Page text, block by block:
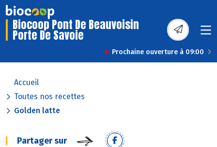
Biocoop Pont De Beauvoisin
Porte De Savoie
Prochaine ouverture à 09:00
Accueil
Toutes nos recettes
Golden latte
Partager sur